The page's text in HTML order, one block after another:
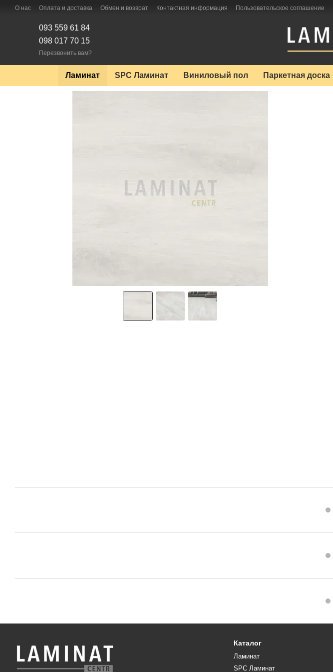
Перейти к основному контенту
О нас Оплата и доставка Обмен и возврат Контактная информация Пользовательское соглашение
093 559 61 84
098 017 70 15
Перезвонить вам?
Ламинат SPC Ламинат Виниловый пол Паркетная доска
Каталог
Ламинат
SPC Ламинат